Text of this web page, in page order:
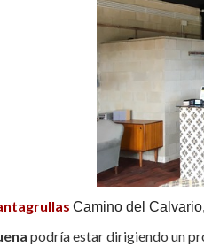
Camino del
podría estar dirigiendo un